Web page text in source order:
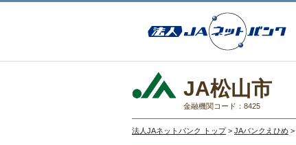
JA松山市
金融機関コード：8425
法人JAネットバンク トップ > JAバンクえひめ >